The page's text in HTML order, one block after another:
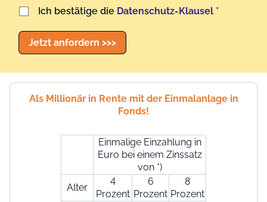
Benutzername
Ich bestätige die Datenschutz-Klausel *
Jetzt anfordern >>>
Als Millionär in Rente mit der Einmalanlage in
Fonds!
Einmalige Einzahlung in
Euro bei einem Zinssatz
von *)
Alter
4
Prozent
6
Prozent
8
Prozent